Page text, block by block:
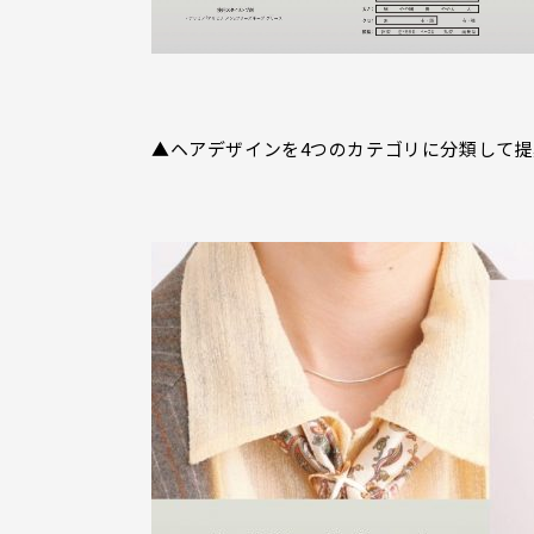
▲ヘアデザインを4つのカテゴリに分類して